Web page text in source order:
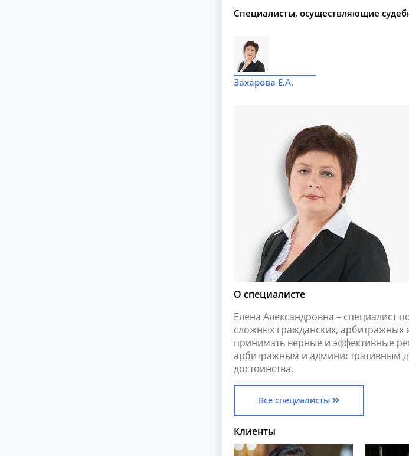
Специалисты, осуществляющие
Захарова Е.А.
О специалисте
Елена Александровна –
сложных гражданских, арбитражных
принимать верные и эффективные
арбитражным и административным
достоинства.
Все специалисты
Клиенты